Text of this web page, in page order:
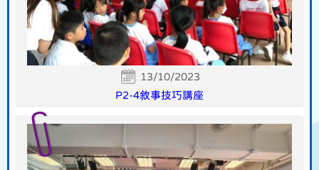
13/10/2023
P2-4敘事技巧講座